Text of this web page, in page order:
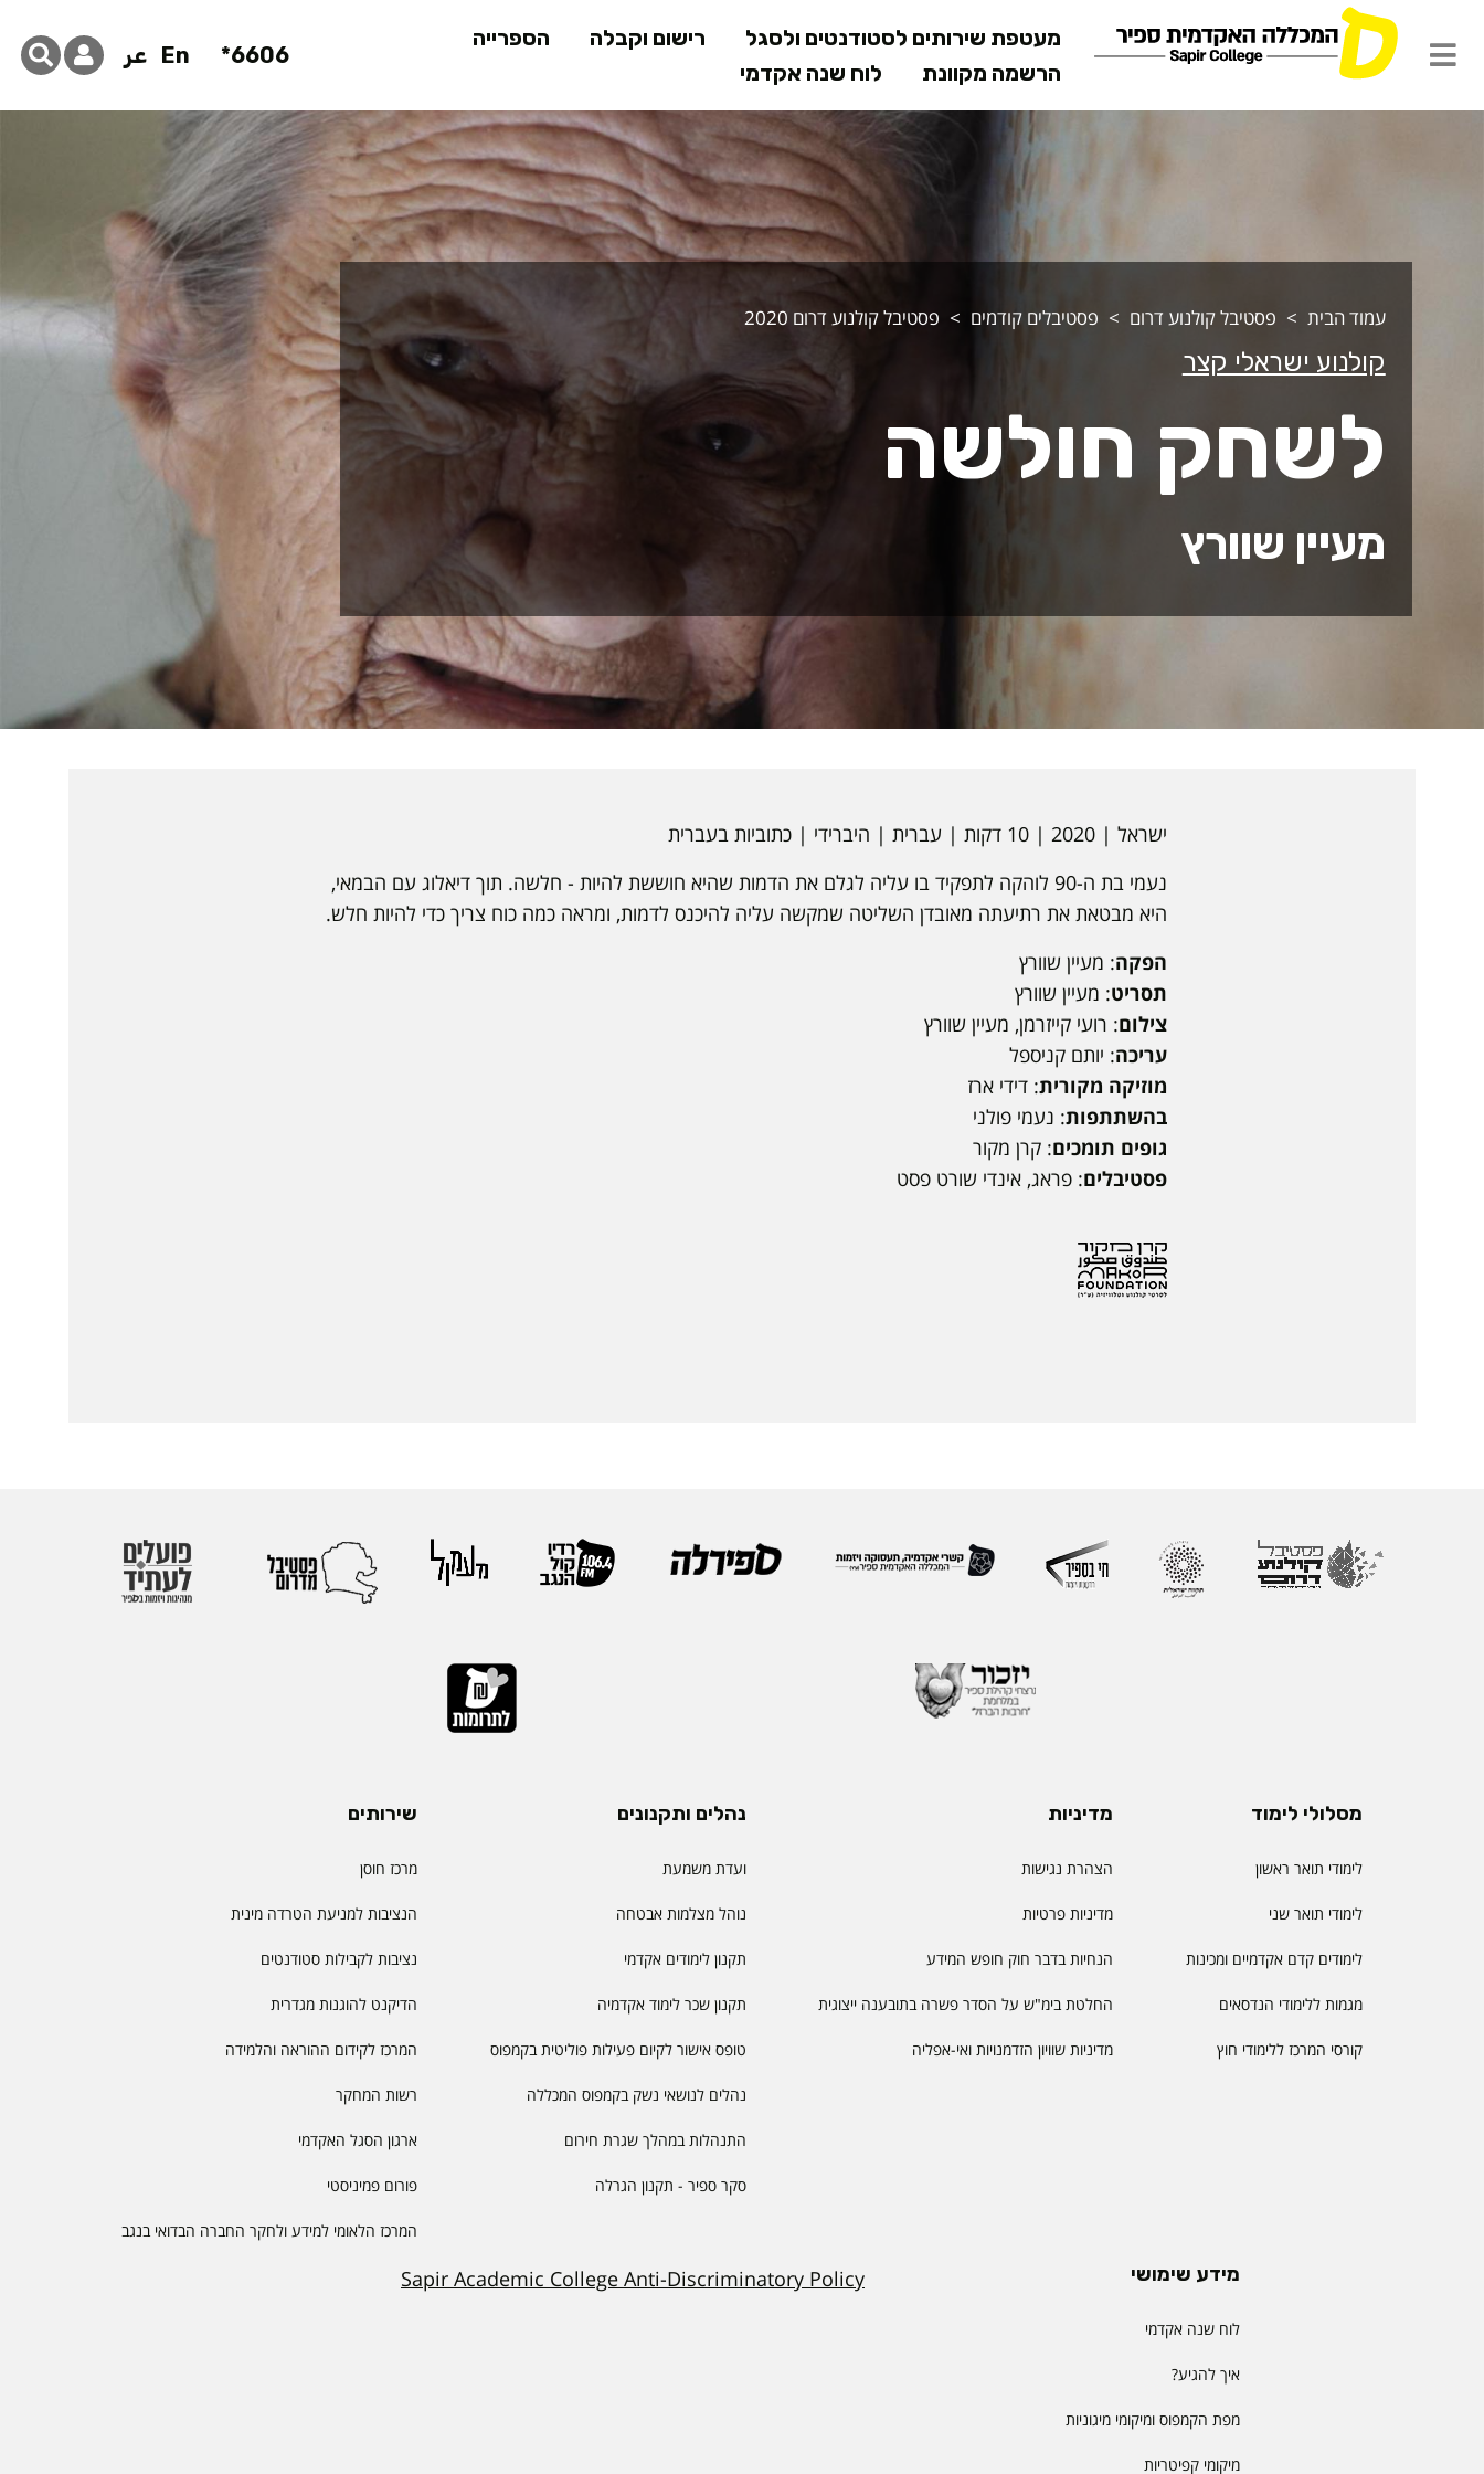
לתוכן
המרכזי
מעטפת שירותים לסטודנטים ולסגל רישום וקבלה
הספרייה
הרשמה מקוונת
לוח שנה אקדמי
6606*
En عر
לשחק חולשה
עמוד הבית פסטיבל קולנוע דרום פסטיבלים קודמים פסטיבל קולנוע דרום 2020
קולנוע ישראלי קצר
לשחק חולשה
מעיין שוורץ
ישראל | 2020 | 10 דקות | עברית | היברידי | כתוביות בעברית
נעמי בת ה-90 לוהקה לתפקיד בו עליה לגלם את הדמות שהיא חוששת להיות - חלשה. תוך דיאלוג עם הבמאי,
היא מבטאת את רתיעתה מאובדן השליטה שמקשה עליה להיכנס לדמות, ומראה כמה כוח צריך כדי להיות חלש.
הפקה: מעיין שוורץ
תסריט: מעיין שוורץ
צילום: רועי קייזרמן, מעיין שוורץ
עריכה: יותם קניספל
מוזיקה מקורית: דידי ארז
בהשתתפות: נעמי פולני
גופים תומכים: קרן מקור
פסטיבלים: פראג, אינדי שורט פסט
מסלולי לימוד
לימודי תואר ראשון
לימודי תואר שני
לימודים קדם אקדמיים ומכינות
מגמות ללימודי הנדסאים
קורסי המרכז ללימודי חוץ
מדיניות
הצהרת נגישות
מדיניות פרטיות
הנחיות בדבר חוק חופש המידע
החלטת בימ"ש על הסדר פשרה בתובענה ייצוגית
מדיניות שוויון הזדמנויות ואי-אפליה
נהלים ותקנונים
ועדת משמעת
נוהל מצלמות אבטחה
תקנון לימודים אקדמי
תקנון שכר לימוד אקדמיה
טופס אישור לקיום פעילות פוליטית בקמפוס
נהלים לנושאי נשק בקמפוס המכללה
התנהלות במהלך שגרת חירום
סקר ספיר - תקנון הגרלה
שירותים
מרכז חוסן
הנציבות למניעת הטרדה מינית
נציבות לקבילות סטודנטים
הדיקנט להוגנות מגדרית
המרכז לקידום ההוראה והלמידה
רשות המחקר
ארגון הסגל האקדמי
פורום פמיניסטי
המרכז הלאומי למידע ולחקר החברה הבדואי בנגב
מידע שימושי
לוח שנה אקדמי
איך להגיע?
מפת הקמפוס ומיקומי מיגוניות
מיקומי קפיטריות
Sapir Academic College Anti-Discriminatory Policy